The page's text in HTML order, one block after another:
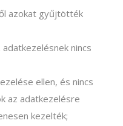
azokat gyűjtötték
nincs
ellen, és nincs
az adatkezelésre
kezelték;